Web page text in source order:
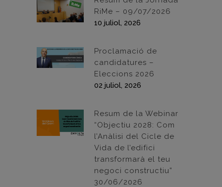
RiMe – 09/07/2026
10 juliol, 2026
Proclamació de
candidatures –
Eleccions 2026
02 juliol, 2026
Resum de la Webinar
“Objectiu 2028: Com
l’Anàlisi del Cicle de
Vida de l’edifici
transformarà el teu
negoci constructiu”
30/06/2026